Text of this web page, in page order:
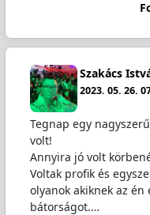
Szakács
2023. 05. 26.
Tegnap egy
volt!
Annyira jó volt
Voltak profik és
olyanok akiknek az
bátorságot.…